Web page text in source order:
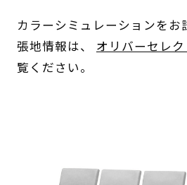
カラーシミュレーションをお
張地情報は、 オリバーセレ
覧ください。